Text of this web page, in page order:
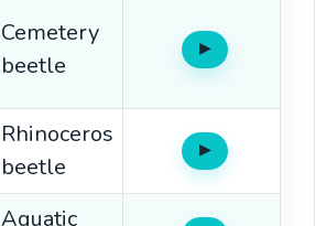
Cemetery
beetle
▶Oír
Rhinoceros
beetle
▶Oír
Aquatic